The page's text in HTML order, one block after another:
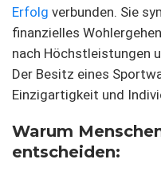
Erfolg verbunden. Sie
finanzielles
nach Höchstleistungen
Der Besitz eines
Einzigartigkeit und
Warum
entscheiden: